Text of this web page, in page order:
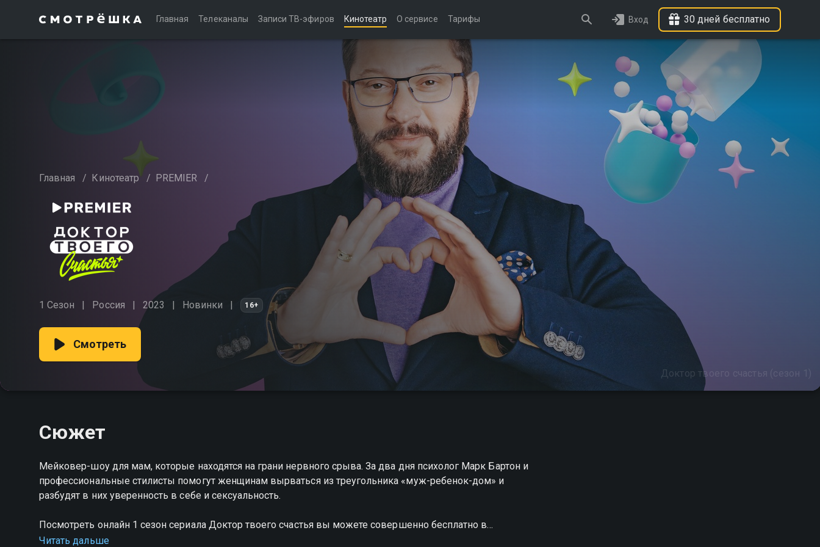
Главная Телеканалы Записи ТВ-эфиров Кинотеатр О сервисе Тарифы Вход 30 дней бесплатно
Главная / Кинотеатр / PREMIER /
1 Сезон Россия 2023 Новинки 16+
Доктор твоего счастья (сезон 1)
Смотреть
Сюжет
Мейковер-шоу для мам, которые находятся на грани нервного срыва. За два дня психолог Марк Бартон и
профессиональные стилисты помогут женщинам вырваться из треугольника «муж-ребенок-дом» и
разбудят в них уверенность в себе и сексуальность.
Посмотреть онлайн 1 сезон сериала Доктор твоего счастья вы можете совершенно бесплатно в
хорошем HD качестве на Смотрёшке
Читать дальше